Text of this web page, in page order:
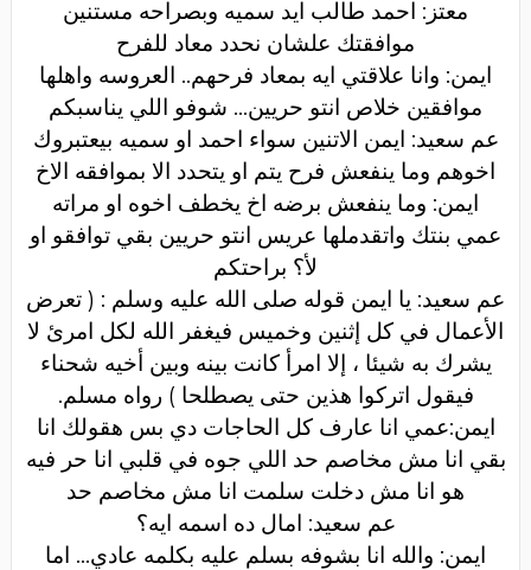
معتز: احمد طالب ايد سميه وبصراحه مستنين
موافقتك علشان نحدد معاد للفرح
ايمن: وانا علاقتي ايه بمعاد فرحهم.. العروسه واهلها
موافقين خلاص انتو حريين... شوفو اللي يناسبكم
عم سعيد: ايمن الاتنين سواء احمد او سميه بيعتبروك
اخوهم وما ينفعش فرح يتم او يتحدد الا بموافقه الاخ
ايمن: وما ينفعش برضه اخ يخطف اخوه او مراته
عمي بنتك واتقدملها عريس انتو حريين بقي توافقو او
لأ؟ براحتكم
عم سعيد: يا ايمن قوله صلى الله عليه وسلم : ( تعرض
الأعمال في كل إثنين وخميس فيغفر الله لكل امرئ لا
يشرك به شيئا ، إلا امرأ كانت بينه وبين أخيه شحناء
فيقول اتركوا هذين حتى يصطلحا ) رواه مسلم.
ايمن:عمي انا عارف كل الحاجات دي بس هقولك انا
بقي انا مش مخاصم حد اللي جوه في قلبي انا حر فيه
هو انا مش دخلت سلمت انا مش مخاصم حد
عم سعيد: امال ده اسمه ايه؟
ايمن: والله انا بشوفه بسلم عليه بكلمه عادي... اما